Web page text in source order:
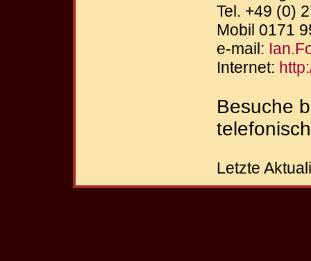
Tel. +49 (0)
Mobil 0171
e-mail:
Internet:
Besuche
Letzte